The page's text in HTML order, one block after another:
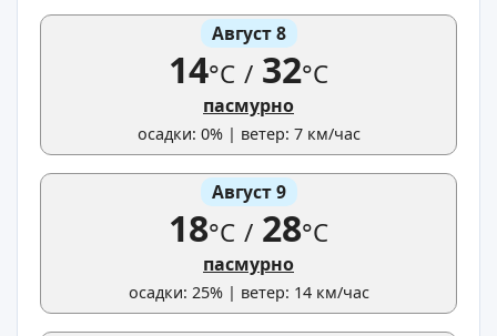
Август 8
14°C / 32°C
пасмурно
осадки: 0% | ветер: 7 км/час
Август 9
18°C / 28°C
пасмурно
осадки: 25% | ветер: 14 км/час